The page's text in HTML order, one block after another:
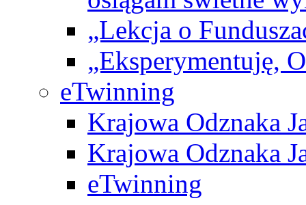
„Lekcja o
„Eksperymentuję,
eTwinning
Krajowa Odznaka
Krajowa Odznaka
eTwinning